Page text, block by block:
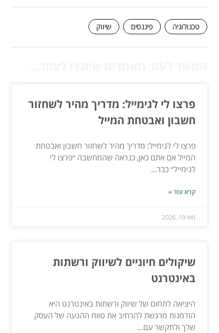
טכנולוגיה פיננסים שיווק
פרצו לי לגימייל: מדריך מהיר לשחזור
חשבון ואבטחת המייל
פרצו לי לגימייל: מדריך מהיר לשחזור חשבון ואבטחת
המייל אם אתם כאן, כנראה שהמחשבה ״פרצו לי
לגימייל״ כבר...
קרא עוד »
מאי 19, 2026
שיקולים חיוניים לשיווק ורשתות
באינטרנט
היציאה לתחום של שיווק ורשתות באינטרנט היא
הזדמנות מרגשת להרחיב את טווח ההגעה של העסק
שלך ולתקשר עם...